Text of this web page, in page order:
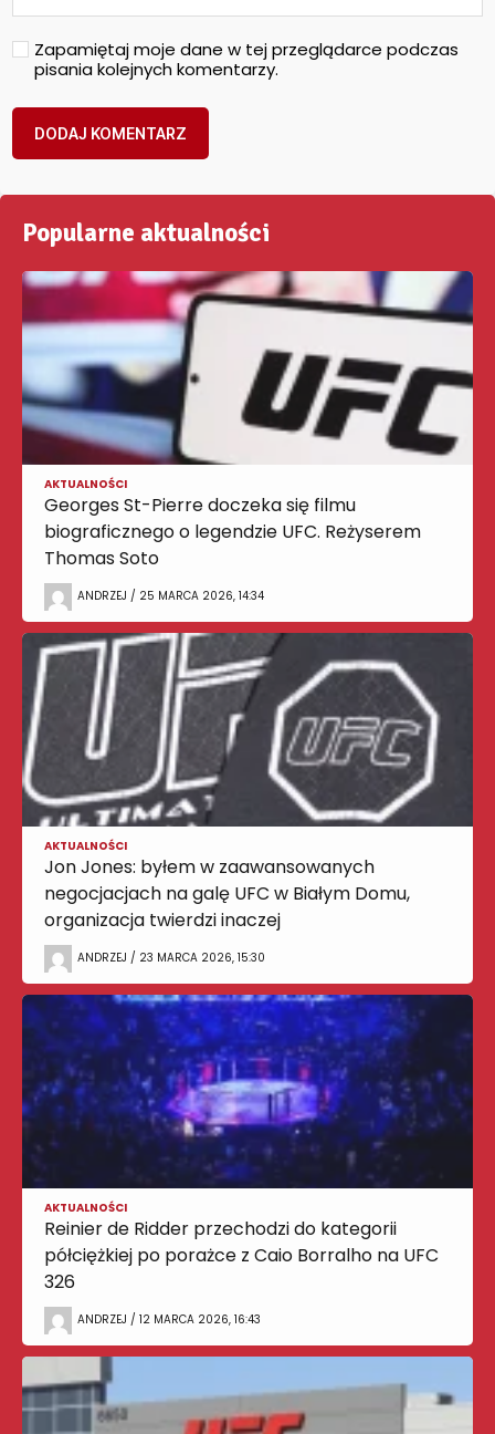
Zapamiętaj moje dane w tej przeglądarce podczas
pisania kolejnych komentarzy.
Popularne aktualności
AKTUALNOŚCI
Georges St-Pierre doczeka się filmu
biograficznego o legendzie UFC. Reżyserem
Thomas Soto
ANDRZEJ / 25 MARCA 2026, 14:34
AKTUALNOŚCI
Jon Jones: byłem w zaawansowanych
negocjacjach na galę UFC w Białym Domu,
organizacja twierdzi inaczej
ANDRZEJ / 23 MARCA 2026, 15:30
AKTUALNOŚCI
Reinier de Ridder przechodzi do kategorii
półciężkiej po porażce z Caio Borralho na UFC
326
ANDRZEJ / 12 MARCA 2026, 16:43